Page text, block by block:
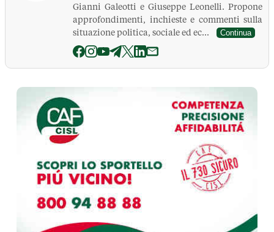
Gianni Galeotti e Giuseppe Leonelli. Propone
approfondimenti, inchieste e commenti sulla
situazione politica, sociale ed ec...
Continua
La Pressa